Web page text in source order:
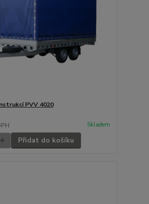
PVV 4020
Skladem
Přidat do košíku